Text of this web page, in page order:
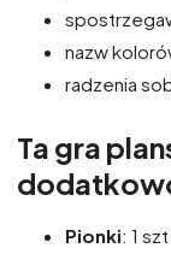
nazw
radzenia
Ta gra
Pionki: 1